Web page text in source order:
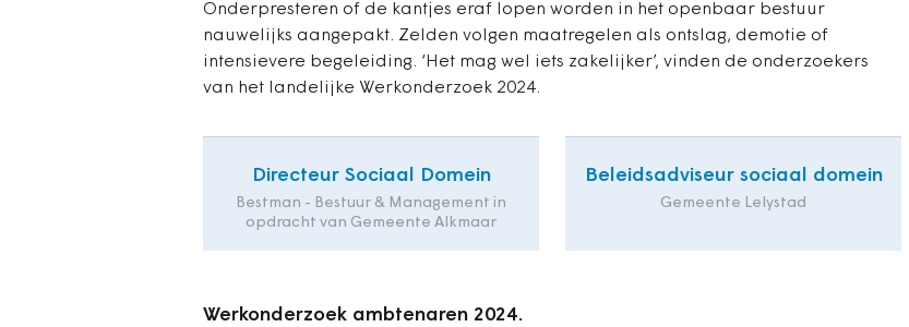
Onderpresteren of de kantjes eraf lopen worden in het openbaar bestuur
nauwelijks aangepakt. Zelden volgen maatregelen als ontslag, demotie of
intensievere begeleiding. ‘Het mag wel iets zakelijker’, vinden de onderzoekers
van het landelijke Werkonderzoek 2024.
Directeur Sociaal Domein
Bestman - Bestuur & Management in
opdracht van Gemeente Alkmaar
Beleidsadviseur sociaal domein
Gemeente Lelystad
Werkonderzoek ambtenaren 2024.